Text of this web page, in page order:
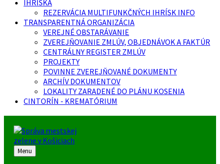
IHRISKÁ
REZERVÁCIA MULTIFUNKČNÝCH IHRÍSK INFO
TRANSPARENTNÁ ORGANIZÁCIA
VEREJNÉ OBSTARÁVANIE
ZVEREJŇOVANIE ZMLÚV, OBJEDNÁVOK A FAKTÚR
CENTRÁLNY REGISTER ZMLÚV
PROJEKTY
POVINNE ZVEREJŇOVANÉ DOKUMENTY
ARCHÍV DOKUMENTOV
LOKALITY ZARADENÉ DO PLÁNU KOSENIA
CINTORÍN - KREMATÓRIUM
Menu